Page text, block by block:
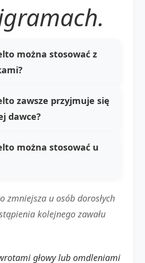
można stosować z
zawsze przyjmuje się
dawce?
można stosować u
zmniejsza u osób dorosłych
kolejnego zawału
głowy lub omdleniami